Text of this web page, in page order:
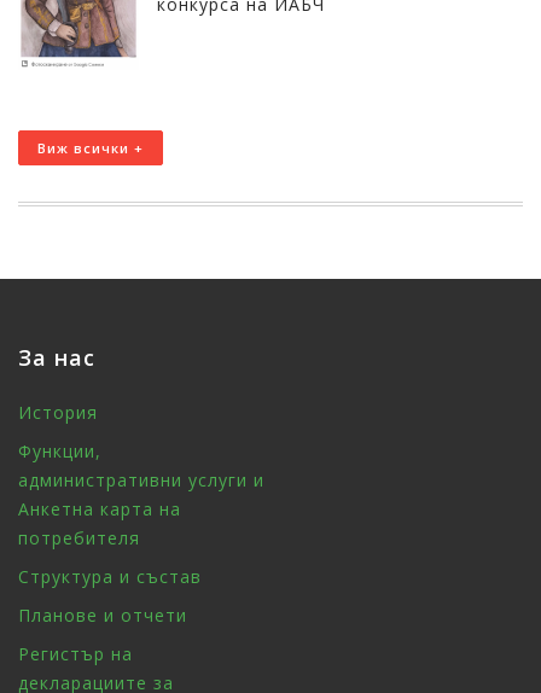
Виж всички +
За нас
История
Функции,
административни услуги и
Анкетна карта на
потребителя
Структура и състав
Планове и отчети
Регистър на
декларациите за